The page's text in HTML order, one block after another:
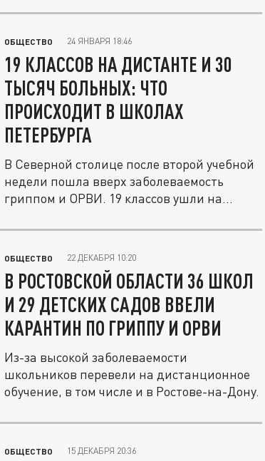
ОБЩЕСТВО 24 ЯНВАРЯ 18:46
19 КЛАССОВ НА ДИСТАНТЕ И 30
ТЫСЯЧ БОЛЬНЫХ: ЧТО
ПРОИСХОДИТ В ШКОЛАХ
ПЕТЕРБУРГА
В Северной столице после второй учебной
недели пошла вверх заболеваемость
гриппом и ОРВИ. 19 классов ушли на...
ОБЩЕСТВО 22 ДЕКАБРЯ 10:20
В РОСТОВСКОЙ ОБЛАСТИ 36 ШКОЛ
И 29 ДЕТСКИХ САДОВ ВВЕЛИ
КАРАНТИН ПО ГРИППУ И ОРВИ
Из-за высокой заболеваемости
школьников перевели на дистанционное
обучение, в том числе и в Ростове-на-Дону.
ОБЩЕСТВО 15 ДЕКАБРЯ 20:36